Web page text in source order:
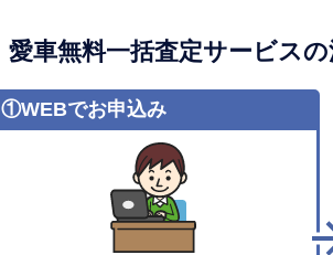
愛車無料一括査定サービス
①WEBでお申込み